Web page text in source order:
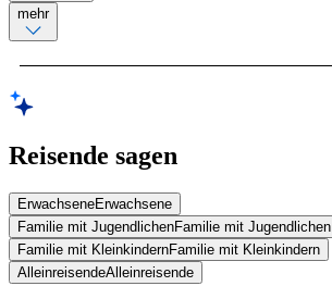
mehr
Reisende sagen
ErwachseneErwachsene
Familie mit JugendlichenFamilie mit Jugendlichen
Familie mit KleinkindernFamilie mit Kleinkindern
AlleinreisendeAlleinreisende